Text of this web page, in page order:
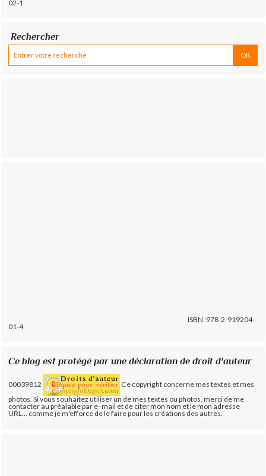
02-1
Rechercher
ISBN :978-2-919204-
01-4
Ce blog est protégé par une déclaration de droit d'auteur
00039812
Ce copyright concerne mes textes et mes
photos. Si vous souhaitez utiliser un de mes textes ou photos, merci de me
contacter au préalable par e- mail et de citer mon nom et le mon adresse
URL... comme je m'efforce de le faire pour les créations des autres.